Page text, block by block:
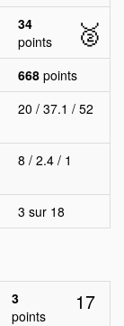
34
points
🥈
668 points
20 / 37.1 / 52
8 / 2.4 / 1
3 sur 18
3
points
17